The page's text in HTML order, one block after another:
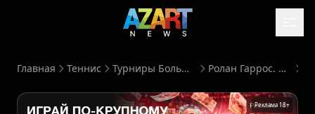
Главная Теннис Турниры Большого Шлема Ролан Гаррос. Женщины
Реклама 18+